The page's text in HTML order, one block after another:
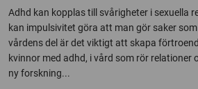
Adhd kan kopplas till svårigheter i sexuella
kan impulsivitet göra att man gör saker
vårdens del är det viktigt att skapa
kvinnor med adhd, i vård som rör relationer
ny forskning...